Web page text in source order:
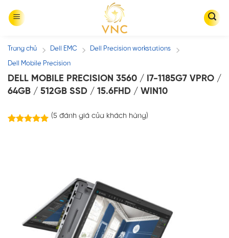
Trang chủ / Dell EMC / Dell Precision workstations /
Dell Mobile Precision
DELL MOBILE PRECISION 3560 / I7-1185G7 VPRO /
64GB / 512GB SSD / 15.6FHD / WIN10
(5 đánh giá của khách hàng)